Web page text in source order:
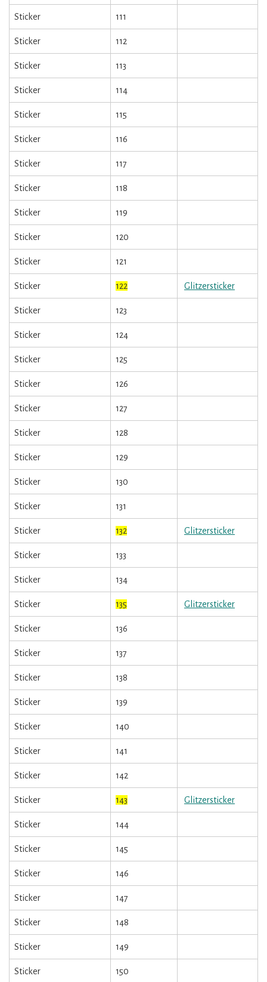
Sticker 111
Sticker 112
Sticker 113
Sticker 114
Sticker 115
Sticker 116
Sticker 117
Sticker 118
Sticker 119
Sticker 120
Sticker 121
Sticker 122 Glitzersticker
Sticker 123
Sticker 124
Sticker 125
Sticker 126
Sticker 127
Sticker 128
Sticker 129
Sticker 130
Sticker 131
Sticker 132 Glitzersticker
Sticker 133
Sticker 134
Sticker 135 Glitzersticker
Sticker 136
Sticker 137
Sticker 138
Sticker 139
Sticker 140
Sticker 141
Sticker 142
Sticker 143 Glitzersticker
Sticker 144
Sticker 145
Sticker 146
Sticker 147
Sticker 148
Sticker 149
Sticker 150